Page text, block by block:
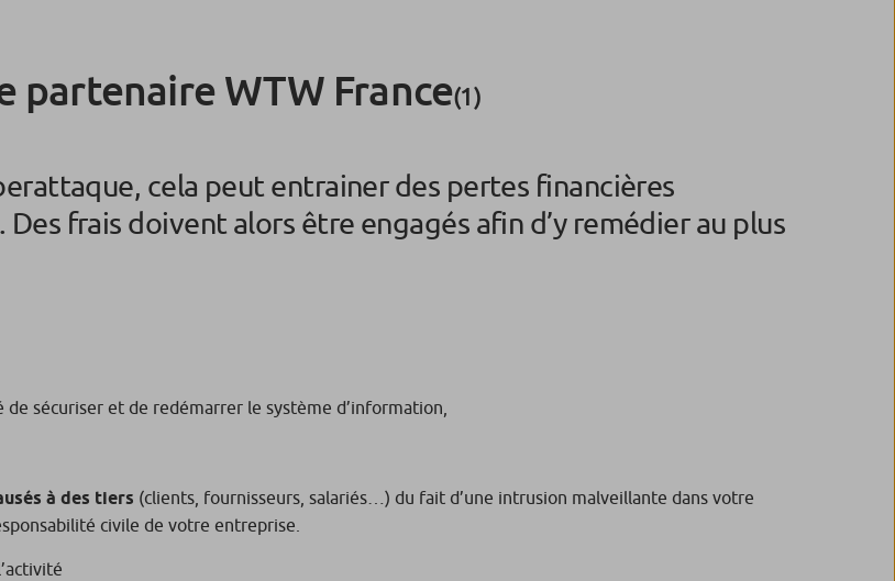
partenaire WTW France(1)
cela peut entrainer des pertes financières
frais doivent alors être engagés afin d’y remédier au plus
de sécuriser et de redémarrer le système d’information,
à des tiers (clients, fournisseurs, salariés…) du fait d’une intrusion malveillante dans votre
civile de votre entreprise.